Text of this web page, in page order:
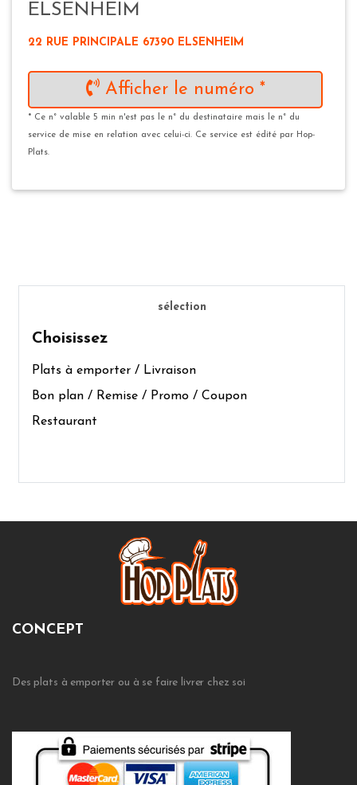
ELSENHEIM
22 RUE PRINCIPALE 67390 ELSENHEIM
Afficher le numéro *
* Ce n° valable 5 min n'est pas le n° du destinataire mais le n° du
service de mise en relation avec celui-ci. Ce service est édité par Hop-
Plats.
sélection
Choisissez
Plats à emporter / Livraison
Bon plan / Remise / Promo / Coupon
Restaurant
CONCEPT
Des plats à emporter ou à se faire livrer chez soi